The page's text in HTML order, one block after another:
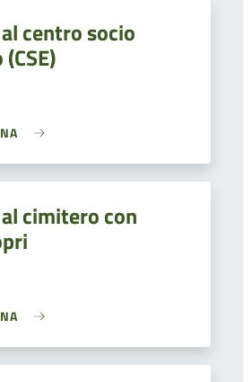
centro socio
cimitero con